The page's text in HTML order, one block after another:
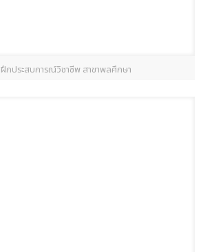
ฝึกประสบการณ์วิชาชีพ สาขาพลศึกษา